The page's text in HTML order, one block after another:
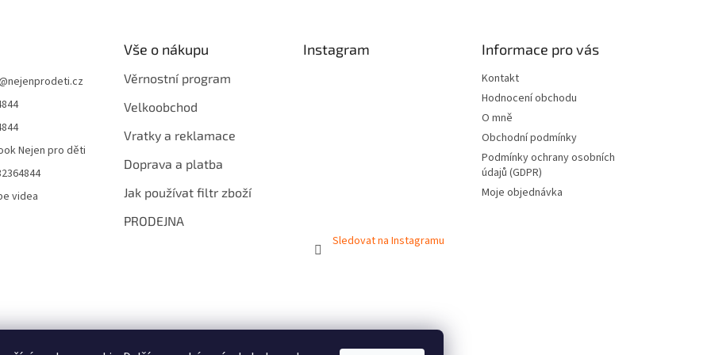
nejenprodeti.cz
Nejen pro děti
videa
Vše o nákupu
Věrnostní program
Velkoobchod
Vratky a reklamace
Doprava a platba
Jak používat filtr zboží
PRODEJNA
Instagram
Sledovat na Instagramu
Informace pro vás
Kontakt
Hodnocení obchodu
O mně
Obchodní podmínky
Podmínky ochrany osobních
údajů (GDPR)
Moje objednávka